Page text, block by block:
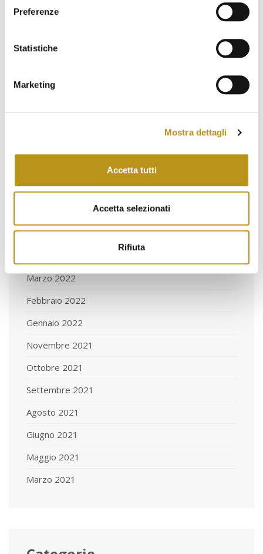
Preferenze
Statistiche
Marketing
Mostra dettagli
Accetta tutti
Accetta selezionati
Rifiuta
Marzo 2023
Gennaio 2023
Luglio 2022
Maggio 2022
Marzo 2022
Febbraio 2022
Gennaio 2022
Novembre 2021
Ottobre 2021
Settembre 2021
Agosto 2021
Giugno 2021
Maggio 2021
Marzo 2021